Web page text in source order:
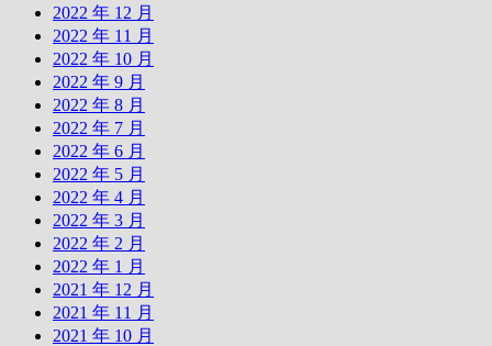
2022 年 12 月
2022 年 11 月
2022 年 10 月
2022 年 9 月
2022 年 8 月
2022 年 7 月
2022 年 6 月
2022 年 5 月
2022 年 4 月
2022 年 3 月
2022 年 2 月
2022 年 1 月
2021 年 12 月
2021 年 11 月
2021 年 10 月